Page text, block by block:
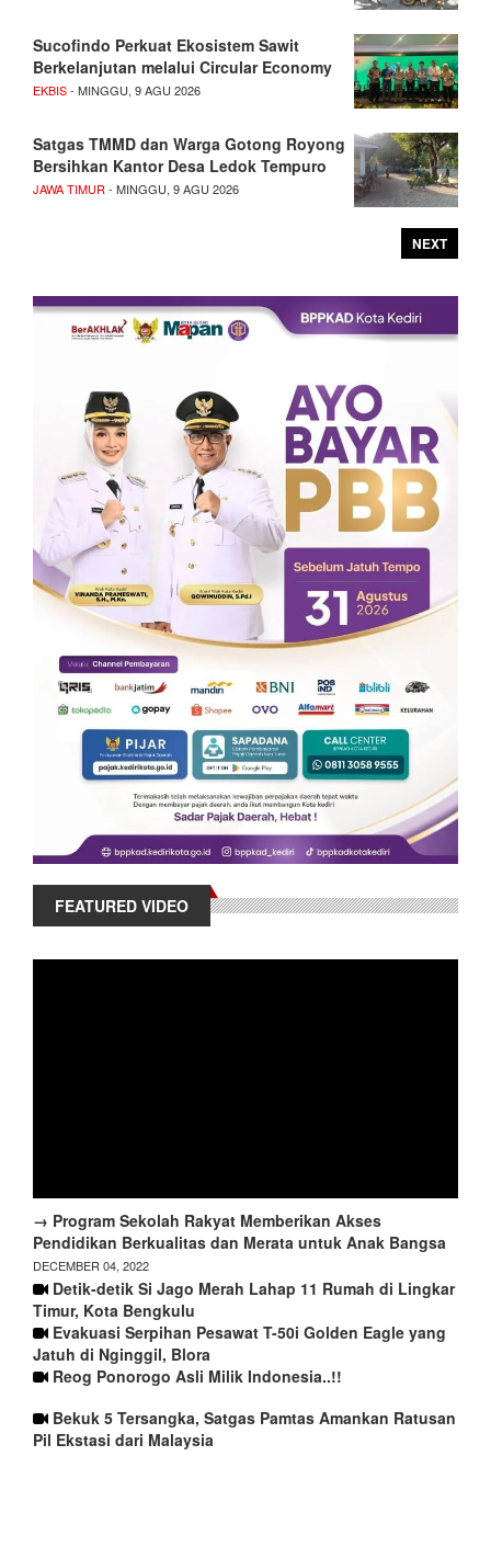
Sucofindo Perkuat Ekosistem Sawit
Berkelanjutan melalui Circular Economy
EKBIS- MINGGU, 9 AGU 2026
Satgas TMMD dan Warga Gotong Royong
Bersihkan Kantor Desa Ledok Tempuro
JAWA TIMUR- MINGGU, 9 AGU 2026
NEXT
FEATURED VIDEO
→ Program Sekolah Rakyat Memberikan Akses
Pendidikan Berkualitas dan Merata untuk Anak Bangsa
DECEMBER 04, 2022
Detik-detik Si Jago Merah Lahap 11 Rumah di Lingkar
Timur, Kota Bengkulu
Evakuasi Serpihan Pesawat T-50i Golden Eagle yang
Jatuh di Nginggil, Blora
Reog Ponorogo Asli Milik Indonesia..!!
Bekuk 5 Tersangka, Satgas Pamtas Amankan Ratusan
Pil Ekstasi dari Malaysia